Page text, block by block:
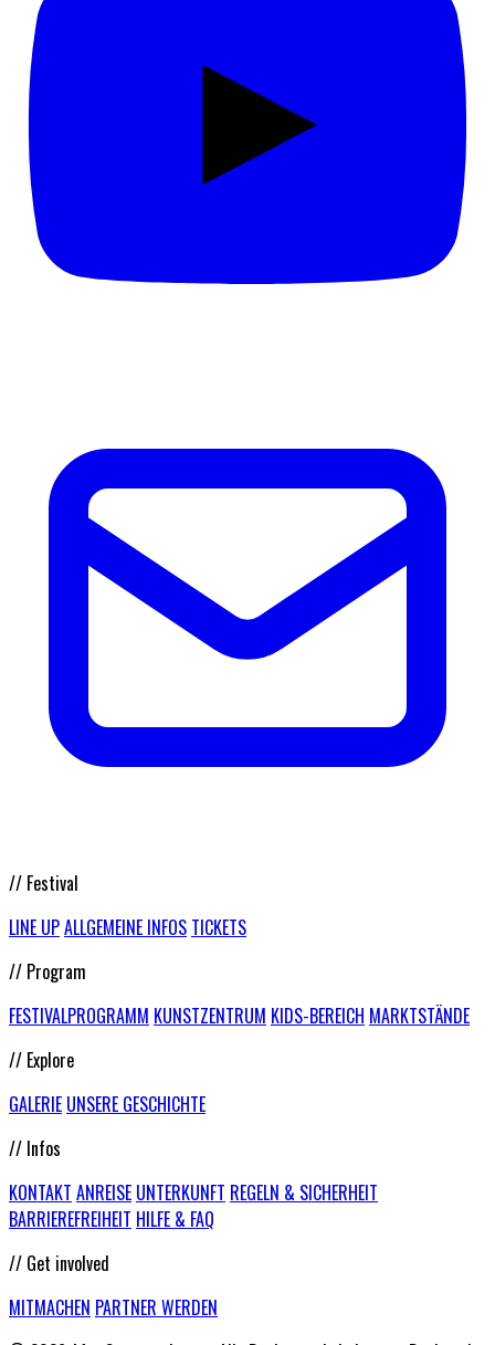
// Festival
LINE UPALLGEMEINE INFOS TICKETS
// Program
FESTIVALPROGRAMM KUNSTZENTRUM KIDS-BEREICH MARKTSTÄNDE
// Explore
GALERIE UNSERE GESCHICHTE
// Infos
KONTAKT ANREISE UNTERKUNFT REGELN & SICHERHEIT
BARRIEREFREIHEIT HILFE & FAQ
// Get involved
MITMACHEN PARTNER WERDEN